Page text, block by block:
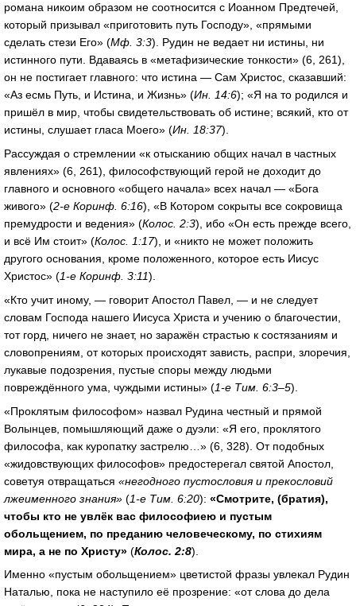
романа никоим образом не соотносится с Иоанном Предтечей,
который призывал «приготовить путь Господу», «прямыми
сделать стези Его» (Мф. 3:3). Рудин не ведает ни истины, ни
истинного пути. Вдаваясь в «метафизические тонкости» (6, 261),
он не постигает главного: что истина — Сам Христос, сказавший:
«Аз есмь Путь, и Истина, и Жизнь» (Ин. 14:6); «Я на то родился и
пришёл в мир, чтобы свидетельствовать об истине; всякий, кто от
истины, слушает гласа Моего» (Ин. 18:37).
Рассуждая о стремлении «к отысканию общих начал в частных
явлениях» (6, 261), философствующий герой не доходит до
главного и основного «общего начала» всех начал — «Бога
живого» (2-е Коринф. 6:16), «В Котором сокрыты все сокровища
премудрости и ведения» (Колос. 2:3), ибо «Он есть прежде всего,
и всё Им стоит» (Колос. 1:17), и «никто не может положить
другого основания, кроме положенного, которое есть Иисус
Христос» (1-е Коринф. 3:11).
«Кто учит иному, — говорит Апостол Павел, — и не следует
словам Господа нашего Иисуса Христа и учению о благочестии,
тот горд, ничего не знает, но заражён страстью к состязаниям и
словопрениям, от которых происходят зависть, распри, злоречия,
лукавые подозрения, пустые споры между людьми
повреждённого ума, чуждыми истины» (1-е Тим. 6:3–5).
«Проклятым философом» назвал Рудина честный и прямой
Волынцев, помышляющий даже о дуэли: «Я его, проклятого
философа, как куропатку застрелю…» (6, 328). От подобных
«жидовствующих философов» предостерегал святой Апостол,
советуя отвращаться «негодного пустословия и прекословий
лжеименного знания» (1-е Тим. 6:20): «Смотрите, (братия),
чтобы кто не увлёк вас философиею и пустым
обольщением, по преданию человеческому, по стихиям
мира, а не по Христу» (Колос. 2:8).
Именно «пустым обольщением» цветистой фразы увлекал Рудин
Наталью, пока не наступило её прозрение: «от слова до дела